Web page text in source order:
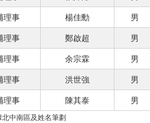
理事 楊佳勳 男
理事 鄭啟超 男
理事 余宗霖 男
理事 洪世強 男
理事 陳其泰 男
中南區及姓名筆劃